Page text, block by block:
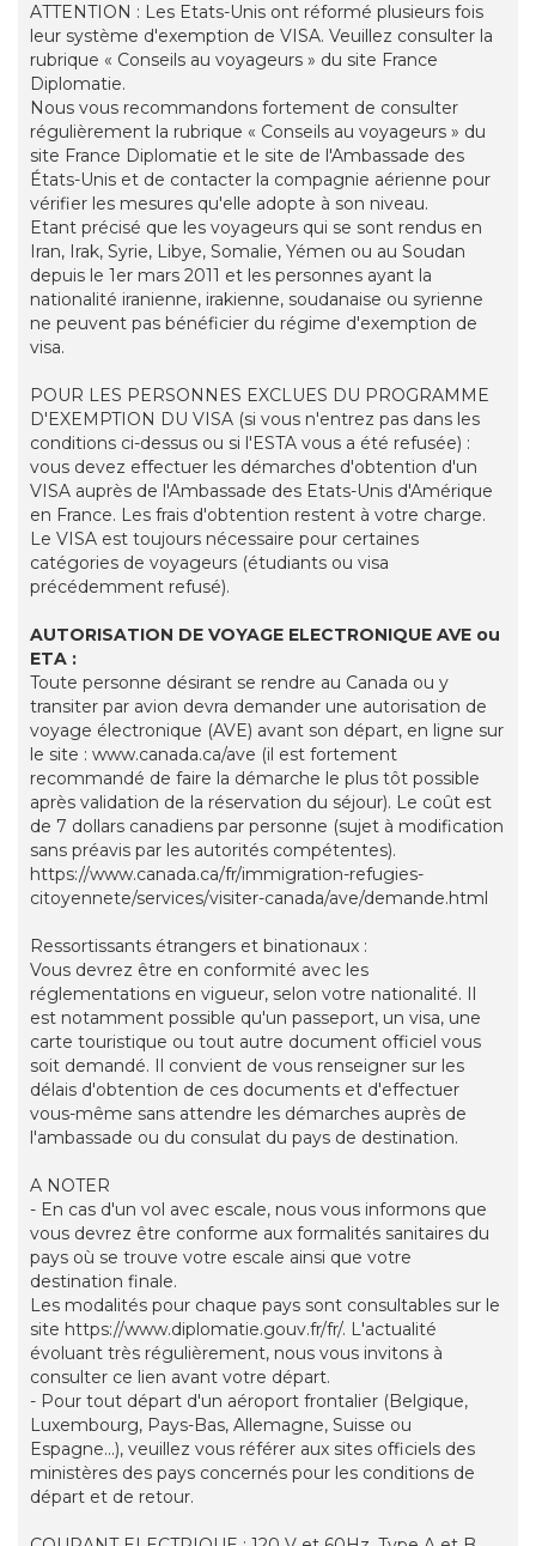
ATTENTION : Les Etats-Unis ont réformé plusieurs fois
leur système d'exemption de VISA. Veuillez consulter la
rubrique « Conseils au voyageurs » du site France
Diplomatie.
Nous vous recommandons fortement de consulter
régulièrement la rubrique « Conseils au voyageurs » du
site France Diplomatie et le site de l'Ambassade des
États-Unis et de contacter la compagnie aérienne pour
vérifier les mesures qu'elle adopte à son niveau.
Etant précisé que les voyageurs qui se sont rendus en
Iran, Irak, Syrie, Libye, Somalie, Yémen ou au Soudan
depuis le 1er mars 2011 et les personnes ayant la
nationalité iranienne, irakienne, soudanaise ou syrienne
ne peuvent pas bénéficier du régime d'exemption de
visa.
POUR LES PERSONNES EXCLUES DU PROGRAMME
D'EXEMPTION DU VISA (si vous n'entrez pas dans les
conditions ci-dessus ou si l'ESTA vous a été refusée) :
vous devez effectuer les démarches d'obtention d'un
VISA auprès de l'Ambassade des Etats-Unis d'Amérique
en France. Les frais d'obtention restent à votre charge.
Le VISA est toujours nécessaire pour certaines
catégories de voyageurs (étudiants ou visa
précédemment refusé).
AUTORISATION DE VOYAGE ELECTRONIQUE AVE ou
ETA :
Toute personne désirant se rendre au Canada ou y
transiter par avion devra demander une autorisation de
voyage électronique (AVE) avant son départ, en ligne sur
le site : www.canada.ca/ave (il est fortement
recommandé de faire la démarche le plus tôt possible
après validation de la réservation du séjour). Le coût est
de 7 dollars canadiens par personne (sujet à modification
sans préavis par les autorités compétentes).
https://www.canada.ca/fr/immigration-refugies-
citoyennete/services/visiter-canada/ave/demande.html
Ressortissants étrangers et binationaux :
Vous devrez être en conformité avec les
réglementations en vigueur, selon votre nationalité. Il
est notamment possible qu'un passeport, un visa, une
carte touristique ou tout autre document officiel vous
soit demandé. Il convient de vous renseigner sur les
délais d'obtention de ces documents et d'effectuer
vous-même sans attendre les démarches auprès de
l'ambassade ou du consulat du pays de destination.
A NOTER
- En cas d'un vol avec escale, nous vous informons que
vous devrez être conforme aux formalités sanitaires du
pays où se trouve votre escale ainsi que votre
destination finale.
Les modalités pour chaque pays sont consultables sur le
site https://www.diplomatie.gouv.fr/fr/. L'actualité
évoluant très régulièrement, nous vous invitons à
consulter ce lien avant votre départ.
- Pour tout départ d'un aéroport frontalier (Belgique,
Luxembourg, Pays-Bas, Allemagne, Suisse ou
Espagne...), veuillez vous référer aux sites officiels des
ministères des pays concernés pour les conditions de
départ et de retour.